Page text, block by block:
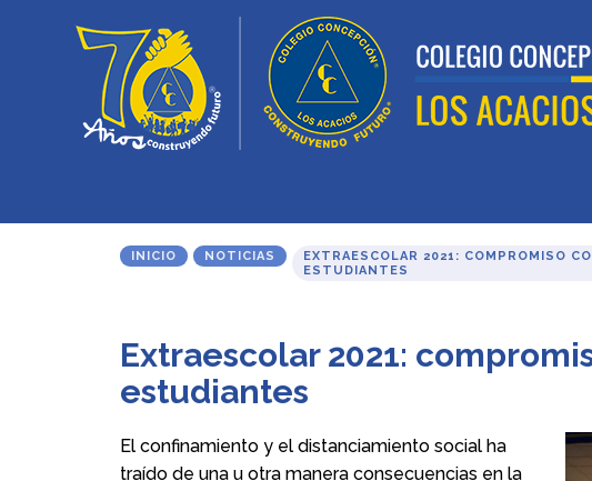
INICIO NOTICIAS
EXTRAESCOLAR 2021: COMPROMISO
ESTUDIANTES
Extraescolar 2021:
estudiantes
El confinamiento y el distanciamiento social ha
traído de una u otra manera consecuencias en la